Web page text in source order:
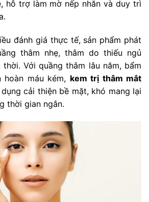
hỗ trợ làm mờ nếp nhăn và duy trì
đánh giá thực tế, sản phẩm phát
thâm nhẹ, thâm do thiếu ngủ
Với quầng thâm lâu năm, bẩm
máu kém, kem trị thâm mắt
cải thiện bề mặt, khó mang lại
thời gian ngắn.